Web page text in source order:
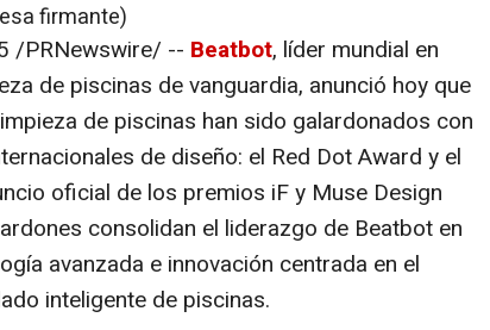
firmante)
/PRNewswire/ -- Beatbot, líder mundial en
de piscinas de vanguardia, anunció hoy que
de piscinas han sido galardonados con
de diseño: el Red Dot Award y el
oficial de los premios iF y Muse Design
consolidan el liderazgo de Beatbot en
avanzada e innovación centrada en el
inteligente de piscinas.